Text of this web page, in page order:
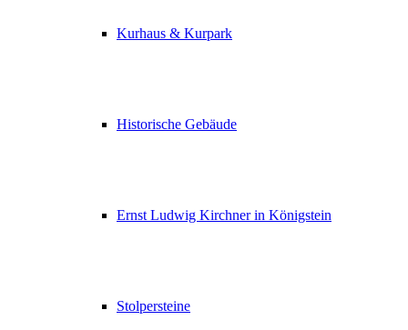
Kurhaus & Kurpark
Historische Gebäude
Ernst Ludwig Kirchner in Königstein
Stolpersteine